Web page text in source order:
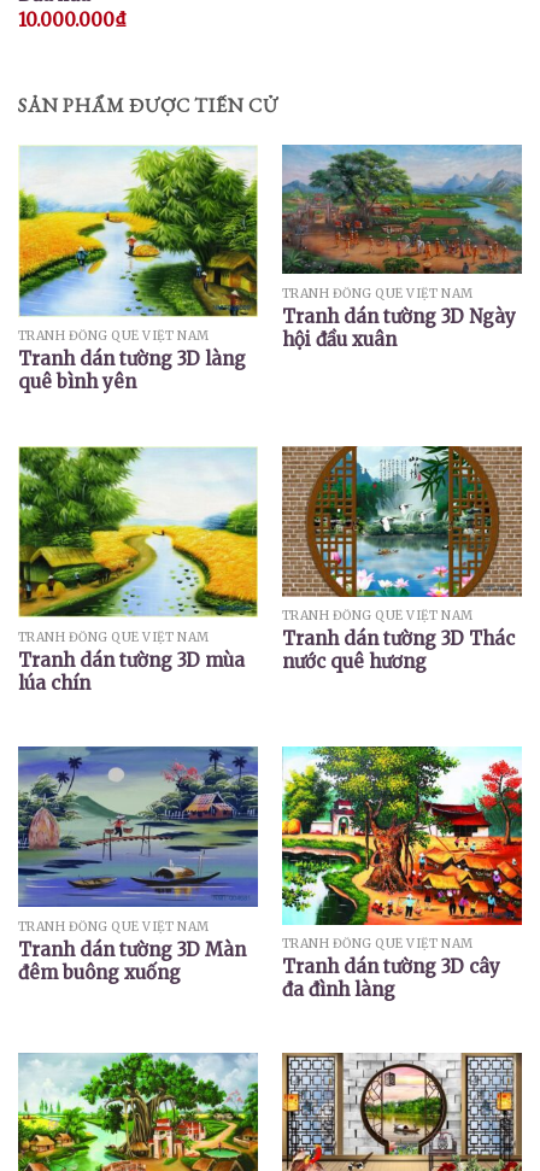
10.000.000₫
SẢN PHẨM ĐƯỢC TIẾN CỬ
TRANH ĐỒNG QUÊ VIỆT NAM
Tranh dán tường 3D làng
quê bình yên
TRANH ĐỒNG QUÊ VIỆT NAM
Tranh dán tường 3D Ngày
hội đầu xuân
TRANH ĐỒNG QUÊ VIỆT NAM
Tranh dán tường 3D mùa
lúa chín
TRANH ĐỒNG QUÊ VIỆT NAM
Tranh dán tường 3D Thác
nước quê hương
TRANH ĐỒNG QUÊ VIỆT NAM
Tranh dán tường 3D Màn
đêm buông xuống
TRANH ĐỒNG QUÊ VIỆT NAM
Tranh dán tường 3D cây
đa đình làng